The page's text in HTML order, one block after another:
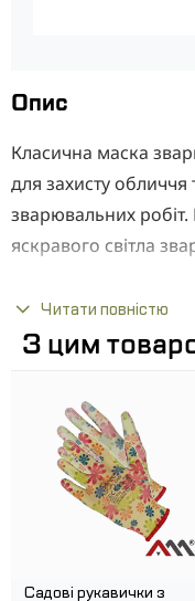
Опис
Класична маска
для захисту
зварювальних
яскравого світла
випромінювання,
металу. Легка та
швидко піднімати
зварювання.
термостійкого
температур та
Читати повністю
З цим
Садові рукавички з